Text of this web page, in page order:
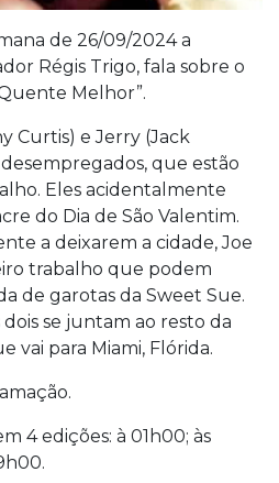
de 26/09/2024 a
Régis Trigo, fala sobre o
Melhor”.
Curtis) e Jerry (Jack
que estão
Eles acidentalmente
do Dia de São Valentim.
a deixarem a cidade, Joe
trabalho que podem
de garotas da Sweet Sue.
se juntam ao resto da
vai para Miami, Flórida.
4 edições: à 01h00; às